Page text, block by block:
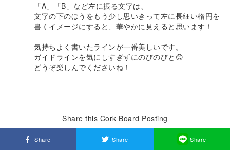
「A」「B」など左に振る文字は、
文字の下のほうをもう少し思いきって左に長細い楕円を
書くイメージにすると、華やかに見えると思います！
気持ちよく書いたラインが一番美しいです。
ガイドラインを気にしすぎずにのびのびと😊
どうぞ楽しんでくださいね！
Share this Cork Board Posting
Share Share Share